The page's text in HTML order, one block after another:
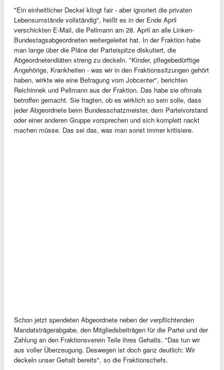
"Ein einheitlicher Deckel klingt fair - aber ignoriert die privaten
Lebensumstände vollständig", heißt es in der Ende April
verschickten E-Mail, die Pellmann am 28. April an alle Linken-
Bundestagsabgeordneten weitergeleitet hat. In der Fraktion habe
man lange über die Pläne der Parteispitze diskutiert, die
Abgeordnetendiäten streng zu deckeln. "Kinder, pflegebedürftige
Angehörige, Krankheiten - was wir in den Fraktionssitzungen gehört
haben, wirkte wie eine Befragung vom Jobcenter", berichten
Reichinnek und Pellmann aus der Fraktion. Das habe sie oftmals
betroffen gemacht. Sie fragten, ob es wirklich so sein solle, dass
jeder Abgeordnete beim Bundesschatzmeister, dem Parteivorstand
oder einer anderen Gruppe vorsprechen und sich komplett nackt
machen müsse. Das sei das, was man sonst immer kritisiere.
Schon jetzt spendeten Abgeordnete neben der verpflichtenden
Mandatsträgerabgabe, den Mitgliedsbeiträgen für die Partei und der
Zahlung an den Fraktionsverein Teile ihres Gehalts. "Das tun wir
aus voller Überzeugung. Deswegen ist doch ganz deutlich: Wir
deckeln unser Gehalt bereits", so die Fraktionschefs.